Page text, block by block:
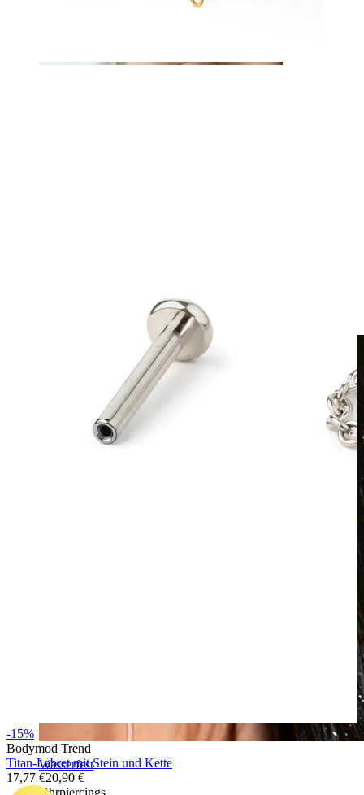
Wasserfest
Ohrpiercings
-15%
Bodymod Trend
Titan-Labret mit Stein und Kette
17,77 €20,90 €